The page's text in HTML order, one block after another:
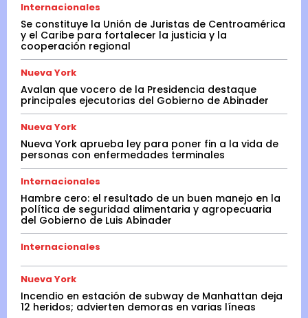
Internacionales
Se constituye la Unión de Juristas de Centroamérica
y el Caribe para fortalecer la justicia y la
cooperación regional
Nueva York
Avalan que vocero de la Presidencia destaque
principales ejecutorias del Gobierno de Abinader
Nueva York
Nueva York aprueba ley para poner fin a la vida de
personas con enfermedades terminales
Internacionales
Hambre cero: el resultado de un buen manejo en la
política de seguridad alimentaria y agropecuaria
del Gobierno de Luis Abinader
Internacionales
Nueva York
Incendio en estación de subway de Manhattan deja
12 heridos; advierten demoras en varias líneas